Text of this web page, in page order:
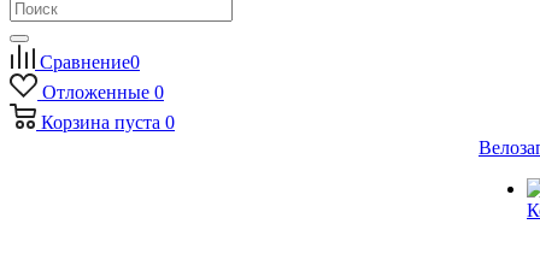
Сравнение0
Отложенные 0
Корзина пуста 0